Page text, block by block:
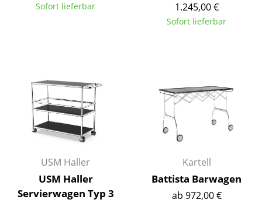
Figuren & Miniaturen
Büroutensilien
Aufbewahrungsboxen
Decken
Vorhänge
Sofort lieferbar 1.245,00 €
Sofort lieferbar
USM Haller
USM Haller
Servierwagen Typ 3
Kartell
Battista Barwagen
ab 972,00 €